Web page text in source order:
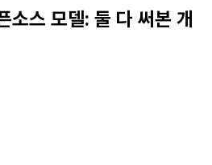
소스 모델: 둘 다 써본 개